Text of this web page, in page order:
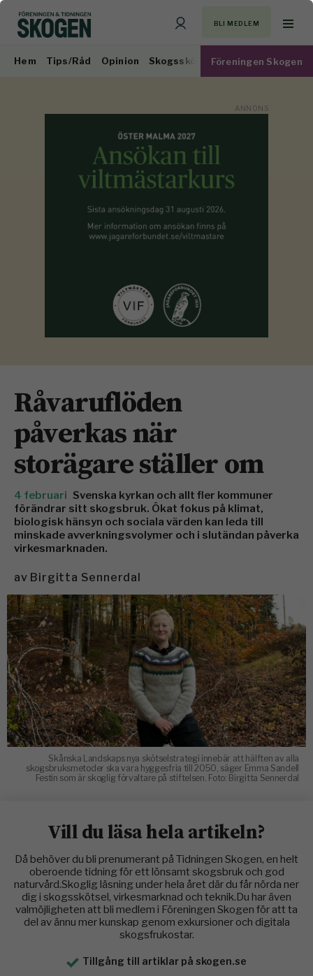
BLI MEDLEM
Hem Tips/Råd Opinion Skogsskötsel Virkesmarknad
Föreningen Skogen
Råvaruflöden
påverkas när
storägare ställer om
4 februari Svenska kyrkan och allt fler kommuner
förändrar sitt skogsbruk. Ökat fokus på klimat,
biologisk hänsyn och sociala värden kan leda till
minskade avverkningsvolymer och i slutändan påverka
virkesmarknaden.
av Birgitta Sennerdal
Skånska Landskaps nya skötselstrategi innebär att hälften av alla
skogsbruksmetoder ska vara hyggesfria till 2050, säger Emma Sandell
Festin som är skoglig förvaltare på stiftelsen. Foto: Birgitta Sennerdal
Vill du läsa hela artikeln?
Då behöver du bli prenumerant på Tidningen Skogen, en helt
oberoende tidning för ett lönsamt skogsbruk och god
naturvård.Skoglig läsning under hela året där du får nörda ner
dig i skogsskötsel, virkesmarknad och teknik.Du har även
valmöjligheten att bli medlem i Föreningen Skogen för att ta
del av ännu mer kunskap genom exkursioner och digitala
skogsfrukostar.
Tillgång till artiklar på skogen.se